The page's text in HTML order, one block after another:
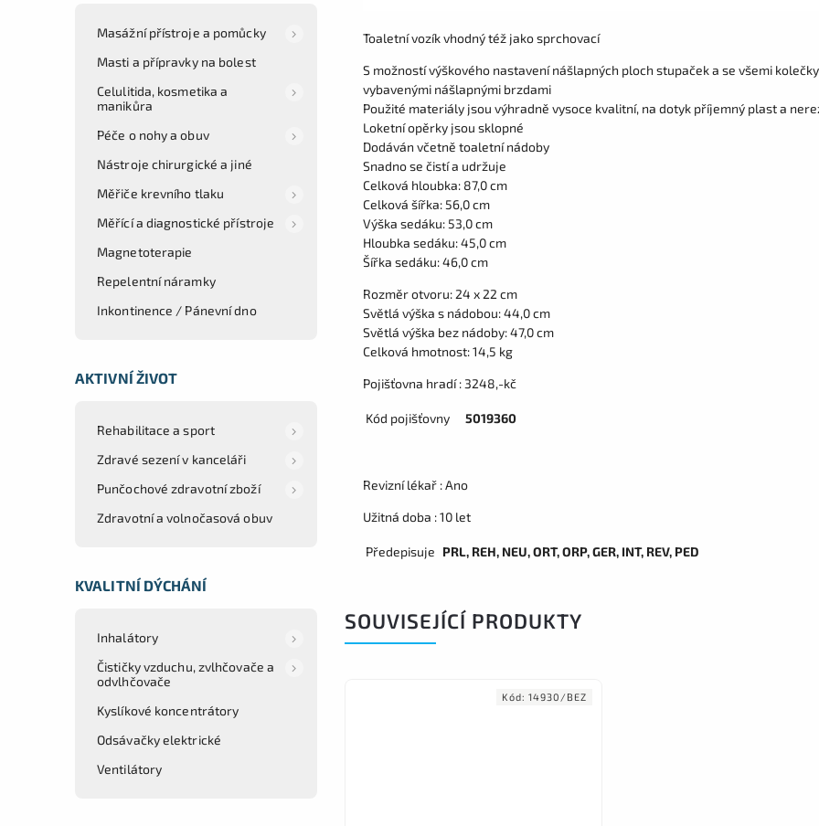
Masážní přístroje a pomůcky
Masti a přípravky na bolest
Celulitida, kosmetika a
manikůra
Péče o nohy a obuv
Nástroje chirurgické a jiné
Měřiče krevního tlaku
Měřící a diagnostické přístroje
Magnetoterapie
Repelentní náramky
Inkontinence / Pánevní dno
AKTIVNÍ ŽIVOT
Rehabilitace a sport
Zdravé sezení v kanceláři
Punčochové zdravotní zboží
Zdravotní a volnočasová obuv
KVALITNÍ DÝCHÁNÍ
Inhalátory
Čističky vzduchu, zvlhčovače a
odvlhčovače
Kyslíkové koncentrátory
Odsávačky elektrické
Ventilátory
Toaletní vozík vhodný též jako sprchovací
S možností výškového nastavení nášlapných ploch stupaček a se všemi kolečky
vybavenými nášlapnými brzdami
Použité materiály jsou výhradně vysoce kvalitní, na dotyk příjemný plast a
Loketní opěrky jsou sklopné
Dodáván včetně toaletní nádoby
Snadno se čistí a udržuje
Celková hloubka: 87,0 cm
Celková šířka: 56,0 cm
Výška sedáku: 53,0 cm
Hloubka sedáku: 45,0 cm
Šířka sedáku: 46,0 cm
Rozměr otvoru: 24 x 22 cm
Světlá výška s nádobou: 44,0 cm
Světlá výška bez nádoby: 47,0 cm
Celková hmotnost: 14,5 kg
Pojišťovna hradí : 3248,-kč
Kód pojišťovny 5019360
Revizní lékař : Ano
Užitná doba : 10 let
Předepisuje PRL, REH, NEU, ORT, ORP, GER, INT, REV, PED
SOUVISEJÍCÍ PRODUKTY
Kód: 14930/BEZ